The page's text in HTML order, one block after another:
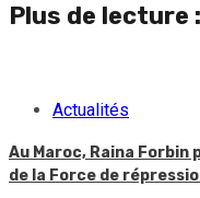
Plus de lecture :
Actualités
Au Maroc, Raina
de la Force de